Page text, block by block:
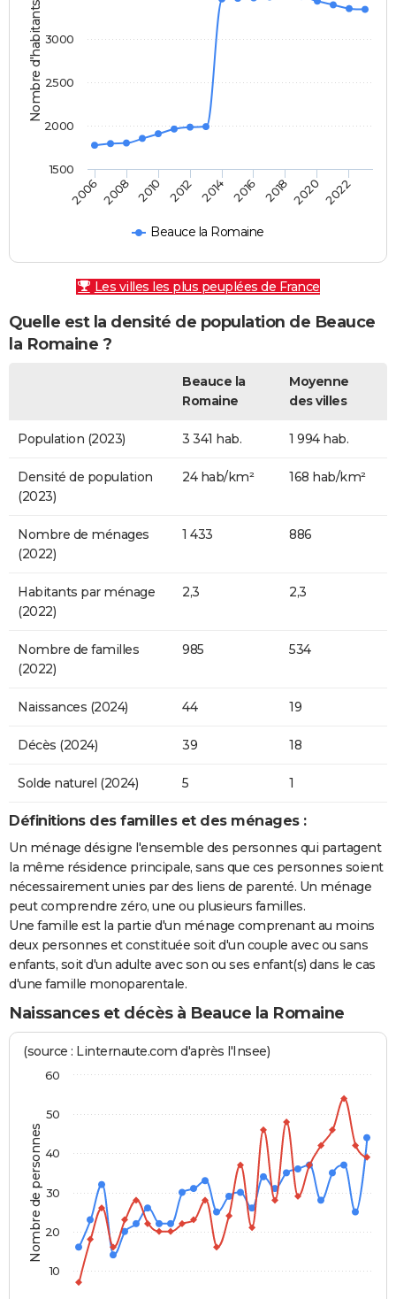
Nombre d'habitants
Beauce la Romaine
20062008 2010 2012 2014 2016 2018 2020 2022
1500
2000
2500
3000
Les villes les plus peuplées de France
Quelle est la densité de population de Beauce
la Romaine ?
Beauce la
Romaine
Moyenne
des villes
Population (2023) 3 341 hab. 1 994 hab.
Densité de population
(2023)
24 hab/km² 168 hab/km²
Nombre de ménages
(2022)
1 433 886
Habitants par ménage
(2022)
2,3 2,3
Nombre de familles
(2022)
985 534
Naissances (2024) 44 19
Décès (2024) 39 18
Solde naturel (2024) 5 1
Définitions des familles et des ménages :
Un ménage désigne l'ensemble des personnes qui partagent
la même résidence principale, sans que ces personnes soient
nécessairement unies par des liens de parenté. Un ménage
peut comprendre zéro, une ou plusieurs familles.
Une famille est la partie d'un ménage comprenant au moins
deux personnes et constituée soit d'un couple avec ou sans
enfants, soit d'un adulte avec son ou ses enfant(s) dans le cas
d'une famille monoparentale.
Naissances et décès à Beauce la Romaine
Nombre de personnes
(source : Linternaute.com d'après l'Insee)
10
20
30
40
50
60